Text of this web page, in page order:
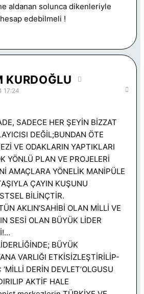
aldanan solunca dikenleriyle
edebilmeli !
KURDOĞLU
17:24
SADECE HER ŞEYİN BİZZAT
DEĞİL;BUNDAN ÖTE
VE ODAKLARIN YAPTIKLARI
YÖNLÜ PLAN VE PROJELERİ
AMAÇLARA YÖNELİK MANİPÜLE
ÇAYIN KUŞUNU
BİLİNÇTİR.
AKLIN’SAHİBİ OLAN MİLLİ VE
SESİ OLAN BÜYÜK LİDER
BÜYÜK
VARLIĞI ETKİSİZLEŞTİRİLİP-
DERİN DEVLET’OLGUSU
AKTİF HALE